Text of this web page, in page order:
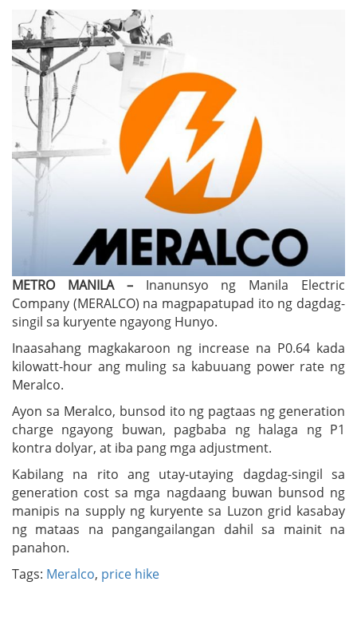
METRO MANILA –Inanunsyo ng Manila Electric
Company (MERALCO) na magpapatupad ito ng dagdag-
singil sa kuryente ngayong Hunyo.
Inaasahang magkakaroon ng increase na P0.64 kada
kilowatt-hour ang muling sa kabuuang power rate ng
Meralco.
Ayon sa Meralco, bunsod ito ng pagtaas ng generation
charge ngayong buwan, pagbaba ng halaga ng P1
kontra dolyar, at iba pang mga adjustment.
Kabilang na rito ang utay-utaying dagdag-singil sa
generation cost sa mga nagdaang buwan bunsod ng
manipis na supply ng kuryente sa Luzon grid kasabay
ng mataas na pangangailangan dahil sa mainit na
panahon.
Tags: Meralco, price hike